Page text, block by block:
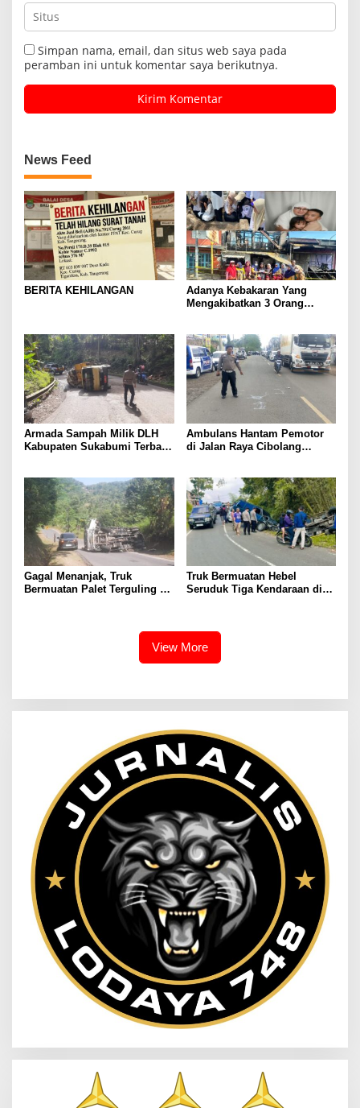
Simpan nama, email, dan situs web saya pada
peramban ini untuk komentar saya berikutnya.
News Feed
BERITA KEHILANGAN
Adanya Kebakaran Yang
Mengakibatkan 3 Orang
Armada Sampah Milik DLH
Kabupaten Sukabumi Terbalik
Ambulans Hantam Pemotor
di Jalan Raya Cibolang
Gagal Menanjak, Truk
Bermuatan Palet Terguling di
Truk Bermuatan Hebel
Seruduk Tiga Kendaraan di
View More